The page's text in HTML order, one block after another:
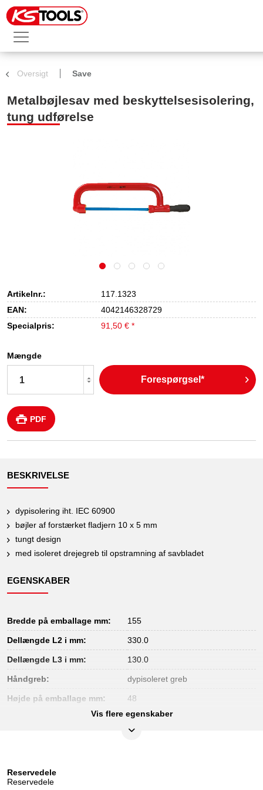
Oversigt Save
Metalbøjlesav med beskyttelsesisolering,
tung udførelse
Artikelnr.:
117.1323
EAN:
4042146328729
Specialpris:
91,50 € *
Mængde
Forespørgsel*
PDF
BESKRIVELSE
dypisolering iht. IEC 60900
bøjler af forstærket fladjern 10 x 5 mm
tungt design
med isoleret drejegreb til opstramning af savbladet
EGENSKABER
Bredde på emballage mm: 155
Dellængde L2 i mm: 330.0
Dellængde L3 i mm: 130.0
Håndgreb: dypisoleret greb
Højde på emballage mm: 48
1
Materiale1:
Vis flere egenskaber
Reservedele
Reservedele